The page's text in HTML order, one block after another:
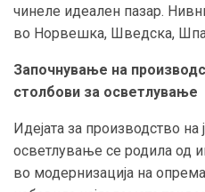
чинеле идеален пазар.
во Норвешка, Шведска,
Започнување на
столбови за осветлување
Идејата за производство на
осветлување се родила од
во модернизација на